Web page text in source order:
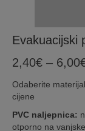
Evakuacijski
2,40€ – 6,00
Odaberite
cijene
PVC naljepnica:
otporno na